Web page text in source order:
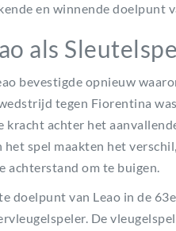
en winnende doelpunt
als
bevestigde opnieuw
tegen Fiorentina
kracht achter het
het spel maakten het
achterstand om te buigen.
doelpunt van Leao in de
De